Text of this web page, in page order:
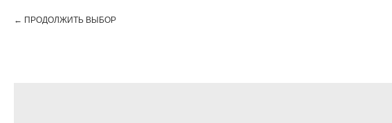
ПРОДОЛЖИТЬ ВЫБОР